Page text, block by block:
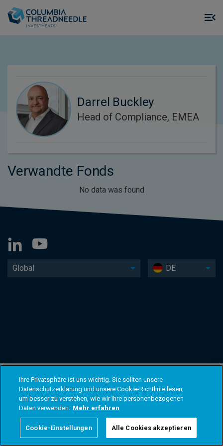
Darrel Buckley
Head of Compliance, EMEA
Verwandte Fonds
No data was found
Global DE
Ihre Privatsphäre ist uns wichtig. Sie sollten unsere
Datenschutzerklärung und unsere Cookie-Richtlinie lesen,
um besser zu verstehen, wie wir Ihre personenbezogenen
Daten verwenden. Mehr erfahren
Cookie-Einstellungen Alle Cookies akzeptieren